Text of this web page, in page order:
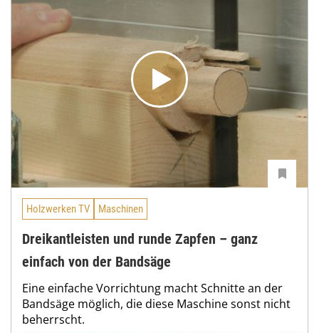
Holzwerken TV Maschinen
Dreikantleisten und runde Zapfen – ganz
einfach von der Bandsäge
Eine einfache Vorrichtung macht Schnitte an der
Bandsäge möglich, die diese Maschine sonst nicht
beherrscht.